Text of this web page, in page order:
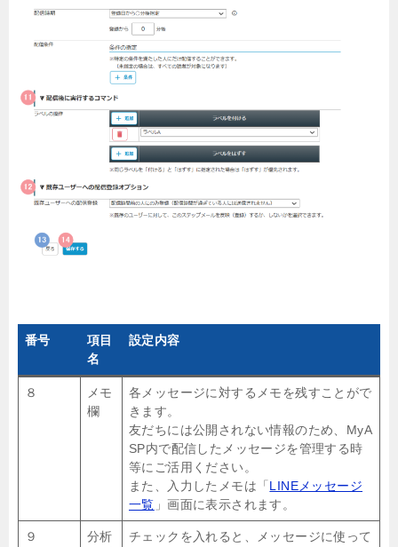
番号
項目
名
設定内容
８
メモ
欄
各メッセージに対するメモを残すことがで
きます。
友だちには公開されない情報のため、MyA
SP内で配信したメッセージを管理する時
等にご活用ください。
また、入力したメモは「 LINEメッセージ
一覧 」画面に表示されます。
９
分析
チェックを入れると、メッセージに使って